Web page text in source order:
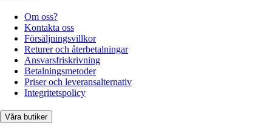
Om oss?
Kontakta oss
Försäljningsvillkor
Returer och återbetalningar
Ansvarsfriskrivning
Betalningsmetoder
Priser och leveransalternativ
Integritetspolicy
Våra butiker